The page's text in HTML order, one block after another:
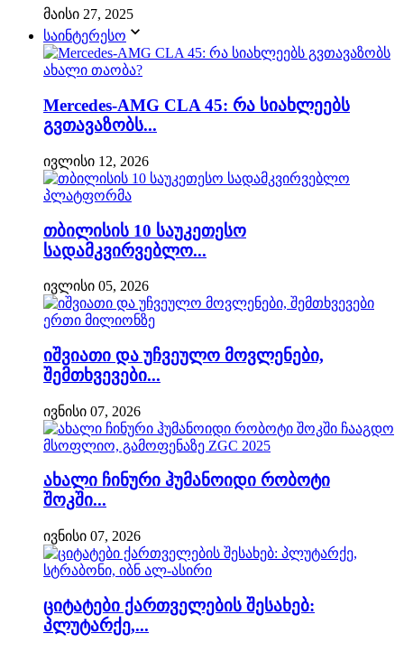
მაისი 27, 2025
საინტერესო
Mercedes-AMG CLA 45: რა სიახლეებს
გვთავაზობს...
ივლისი 12, 2026
თბილისის 10 საუკეთესო
სადამკვირვებლო...
ივლისი 05, 2026
იშვიათი და უჩვეულო მოვლენები,
შემთხვევები...
ივნისი 07, 2026
ახალი ჩინური ჰუმანოიდი რობოტი
შოკში...
ივნისი 07, 2026
ციტატები ქართველების შესახებ:
პლუტარქე,...